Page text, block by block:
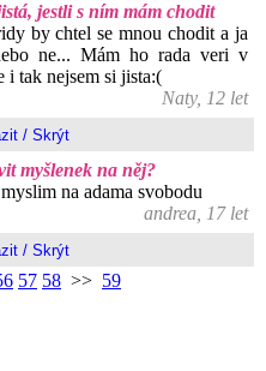
jestli s ním mám chodit
by chtel se mnou chodit a ja
ne... Mám ho rada veri v
i tak nejsem si jista:(
Naty, 12 let
myšlenek na něj?
na adama svobodu
andrea, 17 let
57 58 >> 59